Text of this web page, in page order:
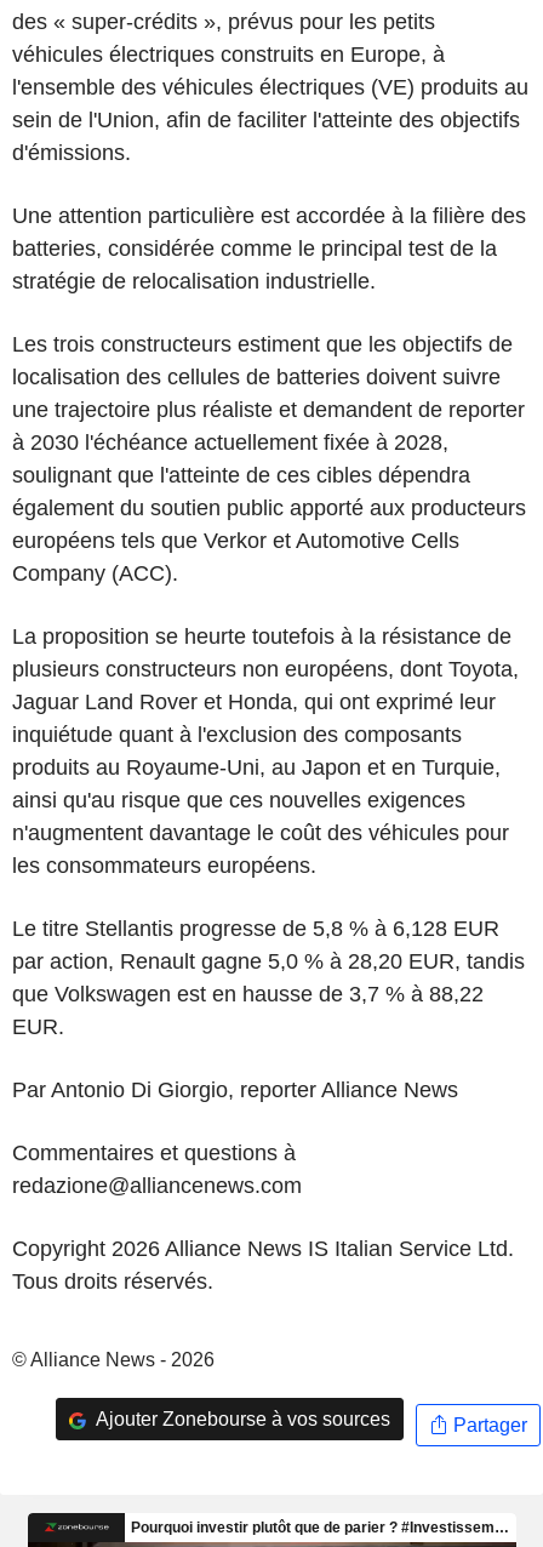
des « super-crédits », prévus pour les petits
véhicules électriques construits en Europe, à
l'ensemble des véhicules électriques (VE) produits au
sein de l'Union, afin de faciliter l'atteinte des objectifs
d'émissions.
Une attention particulière est accordée à la filière des
batteries, considérée comme le principal test de la
stratégie de relocalisation industrielle.
Les trois constructeurs estiment que les objectifs de
localisation des cellules de batteries doivent suivre
une trajectoire plus réaliste et demandent de reporter
à 2030 l'échéance actuellement fixée à 2028,
soulignant que l'atteinte de ces cibles dépendra
également du soutien public apporté aux producteurs
européens tels que Verkor et Automotive Cells
Company (ACC).
La proposition se heurte toutefois à la résistance de
plusieurs constructeurs non européens, dont Toyota,
Jaguar Land Rover et Honda, qui ont exprimé leur
inquiétude quant à l'exclusion des composants
produits au Royaume-Uni, au Japon et en Turquie,
ainsi qu'au risque que ces nouvelles exigences
n'augmentent davantage le coût des véhicules pour
les consommateurs européens.
Le titre Stellantis progresse de 5,8 % à 6,128 EUR
par action, Renault gagne 5,0 % à 28,20 EUR, tandis
que Volkswagen est en hausse de 3,7 % à 88,22
EUR.
Par Antonio Di Giorgio, reporter Alliance News
Commentaires et questions à
redazione@alliancenews.com
Copyright 2026 Alliance News IS Italian Service Ltd.
Tous droits réservés.
© Alliance News - 2026
Ajouter Zonebourse à vos sources Partager